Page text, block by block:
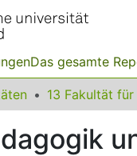
Das gesamte